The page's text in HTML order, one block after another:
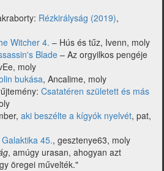
Rézkirályság (2019),
Witcher 4. – Hús és tűz, Ivenn, moly
Blade – Az orgyilkos pengéje
moly
bukása, Ancalime, moly
Csatatéren született és más
aki beszélte a kígyók nyelvét, pat,
45., gesztenye63, moly
, amúgy urasan, ahogyan azt
öregei művelték."